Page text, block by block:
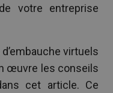
votre entreprise
virtuels
œuvre les conseils
cet article. Ce